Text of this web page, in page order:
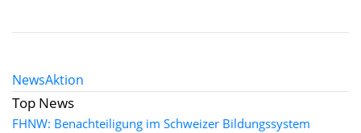
NewsAktion
Top News
FHNW: Benachteiligung im Schweizer Bildungssystem